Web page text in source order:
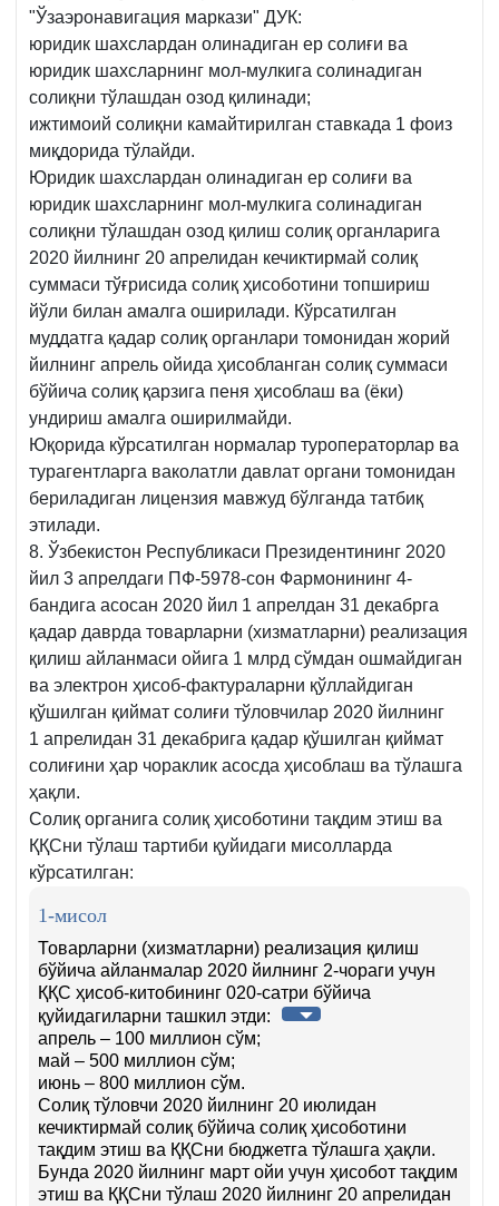
"Ўзаэронавигация маркази" ДУК:
юридик шахслардан олинадиган ер солиғи ва
юридик шахсларнинг мол-мулкига солинадиган
солиқни тўлашдан озод қилинади;
ижтимоий солиқни камайтирилган ставкада 1 фоиз
миқдорида тўлайди.
Юридик шахслардан олинадиган ер солиғи ва
юридик шахсларнинг мол-мулкига солинадиган
солиқни тўлашдан озод қилиш солиқ органларига
2020 йилнинг 20 апрелидан кечиктирмай солиқ
суммаси тўғрисида солиқ ҳисоботини топшириш
йўли билан амалга оширилади. Кўрсатилган
муддатга қадар солиқ органлари томонидан жорий
йилнинг апрель ойида ҳисобланган солиқ суммаси
бўйича солиқ қарзига пеня ҳисоблаш ва (ёки)
ундириш амалга оширилмайди.
Юқорида кўрсатилган нормалар туроператорлар ва
турагентларга ваколатли давлат органи томонидан
бериладиган лицензия мавжуд бўлганда татбиқ
этилади.
8. Ўзбекистон Республикаси Президентининг 2020
йил 3 апрелдаги ПФ-5978-сон Фармонининг 4-
бандига асосан 2020 йил 1 апрелдан 31 декабрга
қадар даврда товарларни (хизматларни) реализация
қилиш айланмаси ойига 1 млрд сўмдан ошмайдиган
ва электрон ҳисоб-фактураларни қўллайдиган
қўшилган қиймат солиғи тўловчилар 2020 йилнинг
1 апрелидан 31 декабрига қадар қўшилган қиймат
солиғини ҳар чораклик асосда ҳисоблаш ва тўлашга
ҳақли.
Солиқ органига солиқ ҳисоботини тақдим этиш ва
ҚҚСни тўлаш тартиби қуйидаги мисолларда
кўрсатилган:
1-мисол
Товарларни (хизматларни) реализация қилиш
бўйича айланмалар 2020 йилнинг 2-чораги учун
ҚҚС ҳисоб-китобининг 020-сатри бўйича
қуйидагиларни ташкил этди:
апрель – 100 миллион сўм;
май – 500 миллион сўм;
июнь – 800 миллион сўм.
Солиқ тўловчи 2020 йилнинг 20 июлидан
кечиктирмай солиқ бўйича солиқ ҳисоботини
тақдим этиш ва ҚҚСни бюджетга тўлашга ҳақли.
Бунда 2020 йилнинг март ойи учун ҳисобот тақдим
этиш ва ҚҚСни тўлаш 2020 йилнинг 20 апрелидан